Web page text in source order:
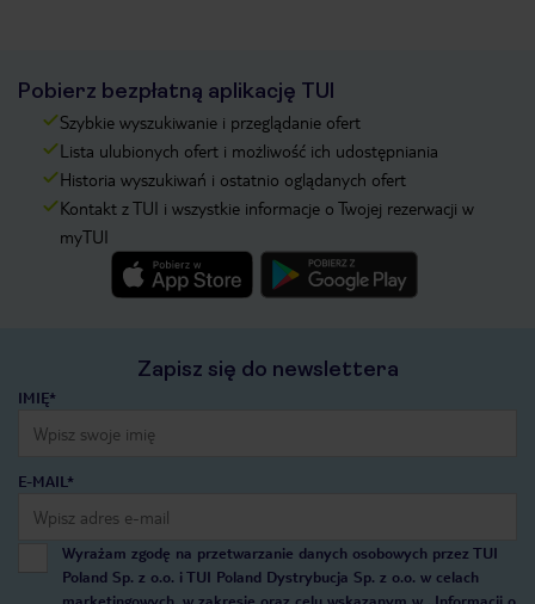
Pobierz bezpłatną aplikację TUI
Szybkie wyszukiwanie i przeglądanie ofert
Lista ulubionych ofert i możliwość ich udostępniania
Historia wyszukiwań i ostatnio oglądanych ofert
Kontakt z TUI i wszystkie informacje o Twojej rezerwacji w
myTUI
Zapisz się do newslettera
IMIĘ*
E-MAIL*
Wyrażam zgodę na przetwarzanie danych osobowych przez TUI
Poland Sp. z o.o. i TUI Poland Dystrybucja Sp. z o.o. w celach